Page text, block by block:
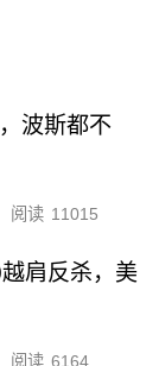
波斯都不
阅读 11015
肩反杀，美
阅读 6164